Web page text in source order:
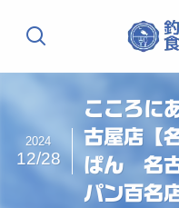
こころに
古屋店【
ぱん 名
パン百名
2024
12/28